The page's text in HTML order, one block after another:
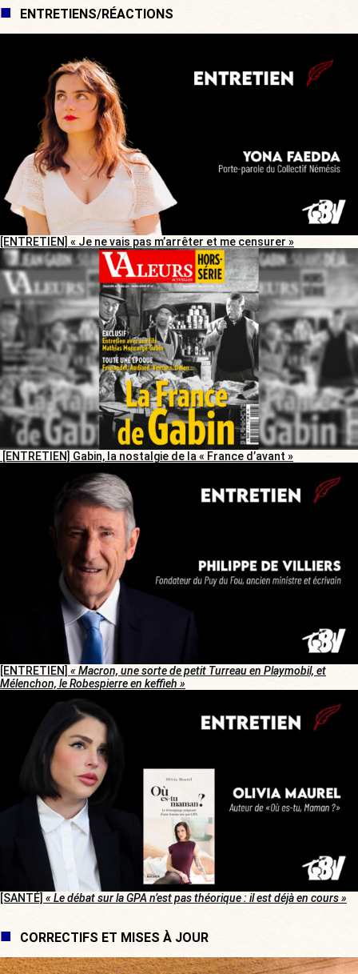
ENTRETIENS/RÉACTIONS
[ENTRETIEN] « Je ne vais pas m’arrêter et me censurer »
[ENTRETIEN] Gabin, la nostalgie de la « France d’avant »
[ENTRETIEN] « Macron, une sorte de petit Turreau en Playmobil, et
Mélenchon, le Robespierre en keffieh »
[SANTÉ] « Le débat sur la GPA n’est pas théorique : il est déjà en cours »
CORRECTIFS ET MISES À JOUR